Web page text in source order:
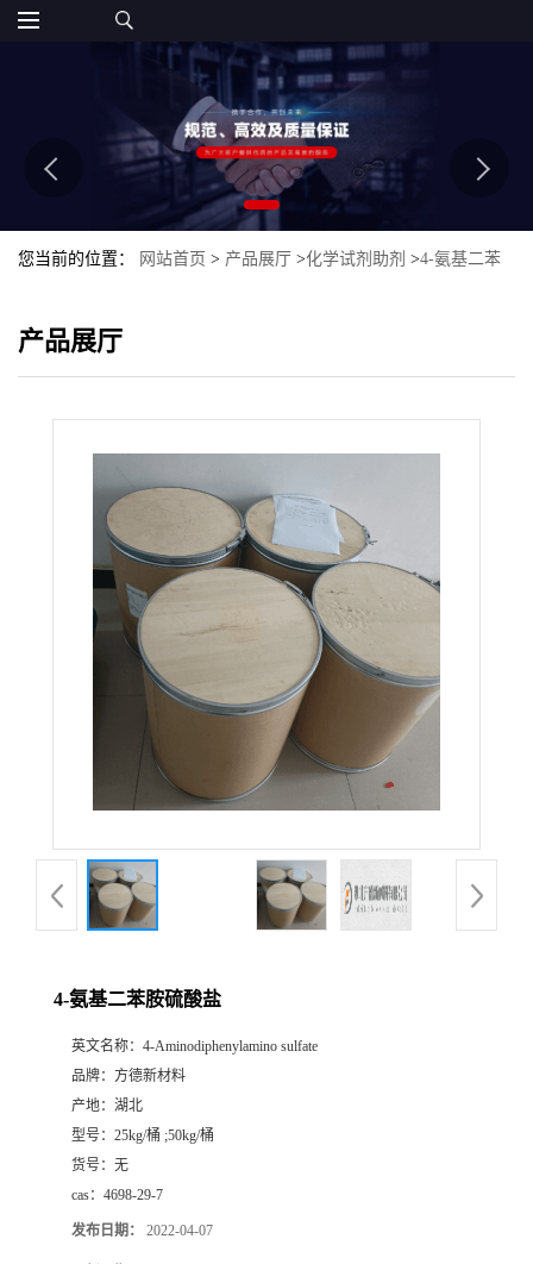
您当前的位置： 网站首页 > 产品展厅 >化学试剂助剂 >4-氨基二苯
产品展厅
4-氨基二苯胺硫酸盐
英文名称： 4-Aminodiphenylamino sulfate
品牌： 方德新材料
产地： 湖北
型号： 25kg/桶 ;50kg/桶
货号： 无
cas： 4698-29-7
发布日期： 2022-04-07